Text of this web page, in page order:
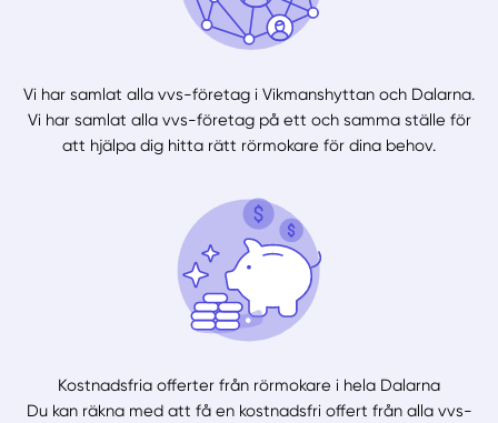
Vi har samlat alla vvs-företag i Vikmanshyttan och Dalarna.
Vi har samlat alla vvs-företag på ett och samma ställe för
att hjälpa dig hitta rätt rörmokare för dina behov.
Kostnadsfria offerter från rörmokare i hela Dalarna
Du kan räkna med att få en kostnadsfri offert från alla vvs-